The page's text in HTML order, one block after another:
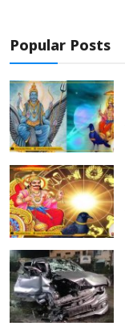
Popular Posts